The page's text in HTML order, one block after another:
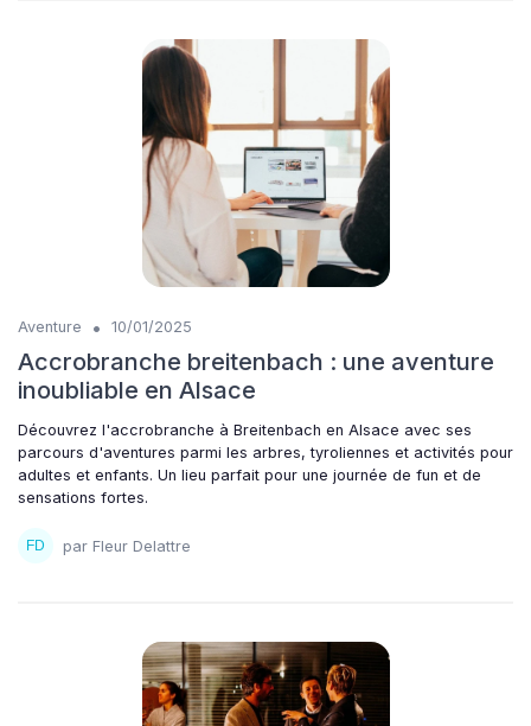
Aventure • 10/01/2025
Accrobranche breitenbach : une aventure
inoubliable en Alsace
Découvrez l'accrobranche à Breitenbach en Alsace avec ses
parcours d'aventures parmi les arbres, tyroliennes et activités pour
adultes et enfants. Un lieu parfait pour une journée de fun et de
sensations fortes.
par Fleur Delattre